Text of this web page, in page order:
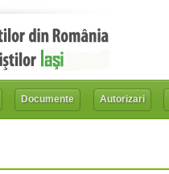
Documente Autorizari